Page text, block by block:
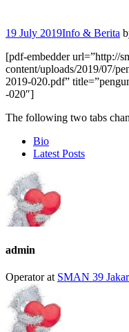
19 July 2019Info & Berita
[pdf-embedder url=”http://
content/uploads/2019/07/
2019-020.pdf”
-020″]
The following two tabs
Bio
Latest Posts
admin
Operatorat SMAN 39